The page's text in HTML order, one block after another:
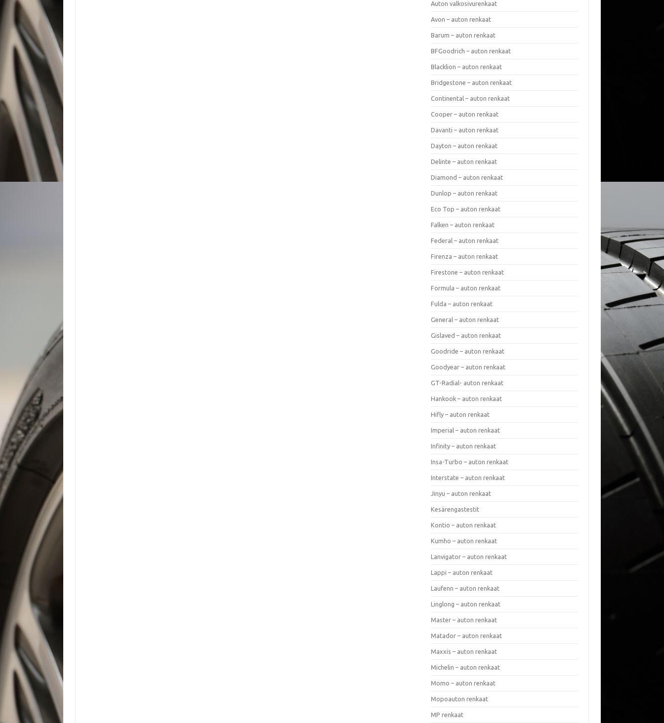
Auton valkosivurenkaat
Avon – auton renkaat
Barum – auton renkaat
BFGoodrich – auton renkaat
Blacklion – auton renkaat
Bridgestone – auton renkaat
Continental – auton renkaat
Cooper – auton renkaat
Davanti – auton renkaat
Dayton – auton renkaat
Delinte – auton renkaat
Diamond – auton renkaat
Dunlop – auton renkaat
Eco Top – auton renkaat
Falken – auton renkaat
Federal – auton renkaat
Firenza – auton renkaat
Firestone – auton renkaat
Formula – auton renkaat
Fulda – auton renkaat
General – auton renkaat
Gislaved – auton renkaat
Goodride – auton renkaat
Goodyear – auton renkaat
GT-Radial- auton renkaat
Hankook – auton renkaat
Hifly – auton renkaat
Imperial – auton renkaat
Infinity – auton renkaat
Insa-Turbo – auton renkaat
Interstate – auton renkaat
Jinyu – auton renkaat
Kesärengastestit
Kontio – auton renkaat
Kumho – auton renkaat
Lanvigator – auton renkaat
Lappi – auton renkaat
Laufenn – auton renkaat
Linglong – auton renkaat
Master – auton renkaat
Matador – auton renkaat
Maxxis – auton renkaat
Michelin – auton renkaat
Momo – auton renkaat
Mopoauton renkaat
MP renkaat